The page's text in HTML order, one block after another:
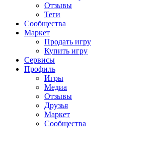
Отзывы
Теги
Сообщества
Маркет
Продать игру
Купить игру
Сервисы
Профиль
Игры
Медиа
Отзывы
Друзья
Маркет
Сообщества